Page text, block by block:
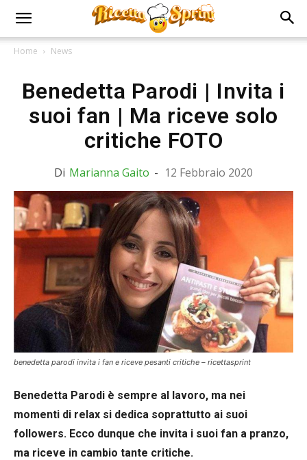
Home News
Benedetta Parodi | Invita i
suoi fan | Ma riceve solo
critiche FOTO
Di Marianna Gaito - 12 Febbraio 2020
benedetta parodi invita i fan e riceve pesanti critiche – ricettasprint
Benedetta Parodi è sempre al lavoro, ma nei
momenti di relax si dedica soprattutto ai suoi
followers. Ecco dunque che invita i suoi fan a pranzo,
ma riceve in cambio tante critiche.